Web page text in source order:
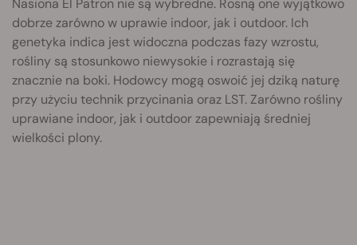
Nasiona El Patron nie są wybredne. Rosną one wyjątkowo
dobrze zarówno w uprawie indoor, jak i outdoor. Ich
genetyka indica jest widoczna podczas fazy wzrostu,
rośliny są stosunkowo niewysokie i rozrastają się
znacznie na boki. Hodowcy mogą oswoić jej dziką naturę
przy użyciu technik przycinania oraz LST. Zarówno rośliny
uprawiane indoor, jak i outdoor zapewniają średniej
wielkości plony.